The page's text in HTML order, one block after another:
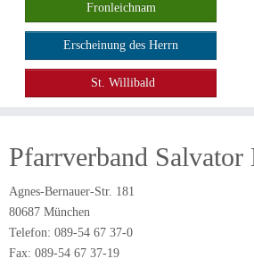
Fronleichnam
Erscheinung des Herrn
St. Willibald
Pfarrverband
Agnes-Bernauer-Str. 181
80687 München
Telefon: 089-54 67 37-0
Fax: 089-54 67 37-19